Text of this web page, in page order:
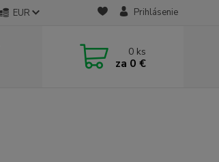
EUR Prihlásenie
0 ks
za 0 €